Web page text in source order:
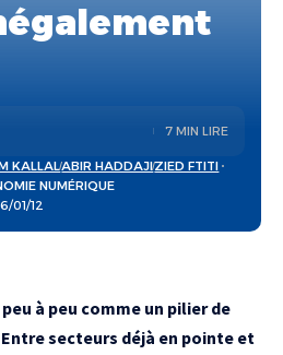
01/12
KALLALABIR HADDAJIZIED FTITI
NUMÉRIQUE
7 MIN LIRE
à peu comme un pilier de
secteurs déjà en pointe et